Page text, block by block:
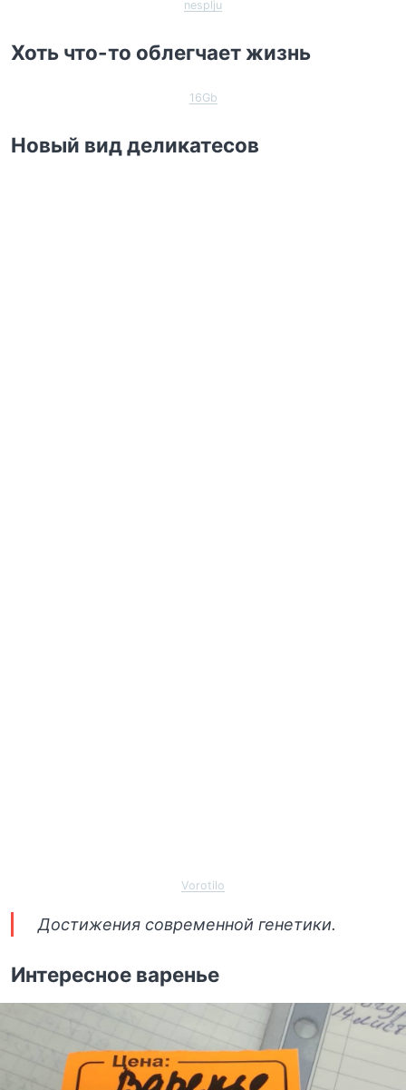
nesplju
Хоть что-то облегчает жизнь
16Gb
Новый вид деликатесов
Vorotilo
Достижения современной генетики.
Интересное варенье